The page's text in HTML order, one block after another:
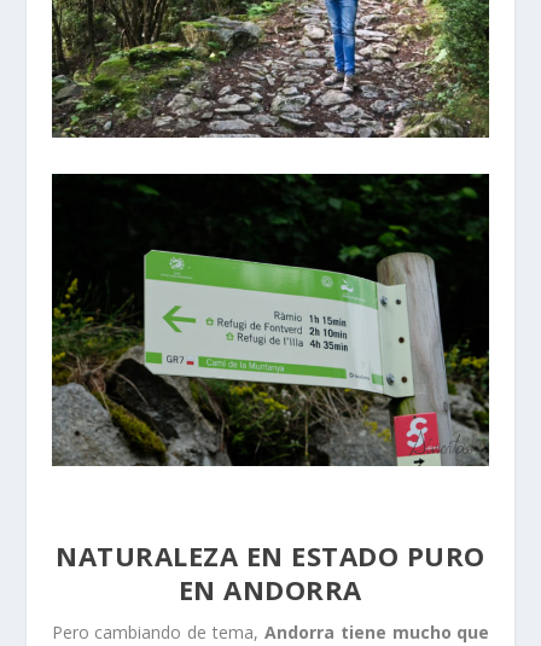
NATURALEZA EN ESTADO PURO
EN ANDORRA
Pero cambiando de tema, Andorra tiene mucho que